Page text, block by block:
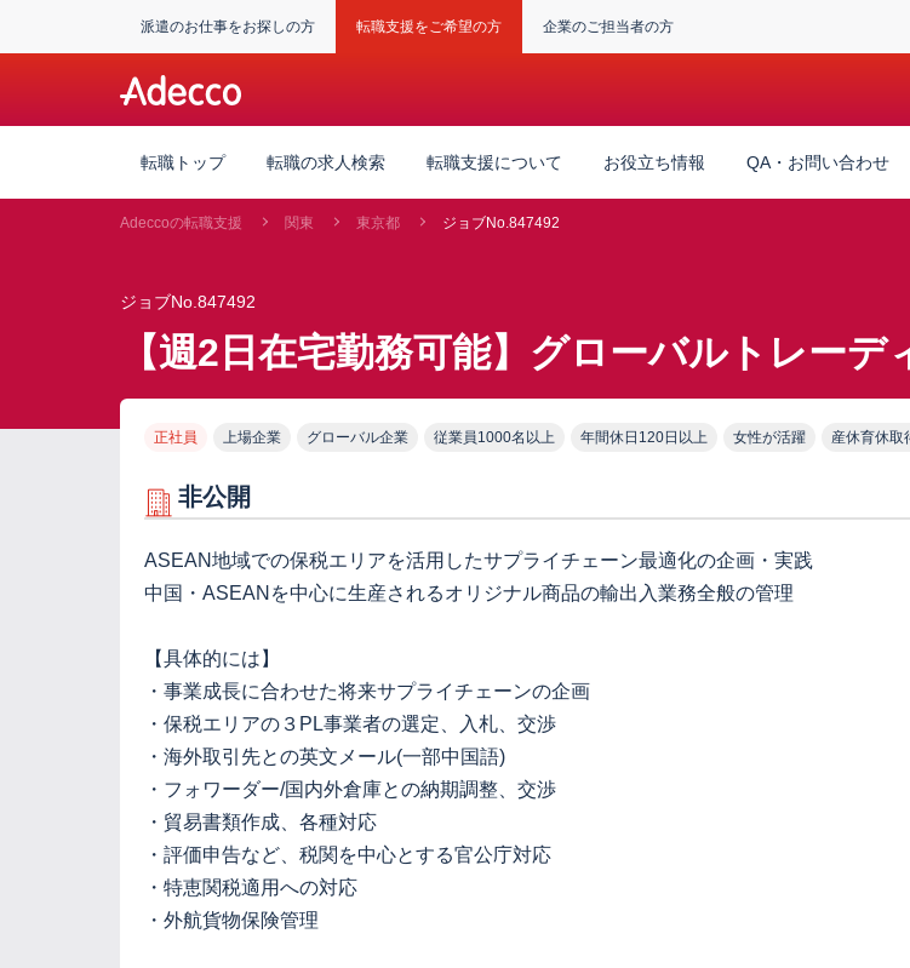
派遣のお仕事をお探しの方 転職支援をご希望の方 企業のご担当者の方
転職トップ 転職の求人検索 転職支援について お役立ち情報 QA・お問い合わせ
Adeccoの転職支援 関東 東京都 ジョブNo.847492
ジョブNo.847492
【週2日在宅勤務可能】グローバルトレーデ
正社員 上場企業 グローバル企業 従業員1000名以上 年間休日120日以上 女性が活躍 産休育休取
非公開
ASEAN地域での保税エリアを活用したサプライチェーン最適化の企画・実践
中国・ASEANを中心に生産されるオリジナル商品の輸出入業務全般の管理
【具体的には】
・事業成長に合わせた将来サプライチェーンの企画
・保税エリアの３PL事業者の選定、入札、交渉
・海外取引先との英文メール(一部中国語)
・フォワーダー/国内外倉庫との納期調整、交渉
・貿易書類作成、各種対応
・評価申告など、税関を中心とする官公庁対応
・特恵関税適用への対応
・外航貨物保険管理